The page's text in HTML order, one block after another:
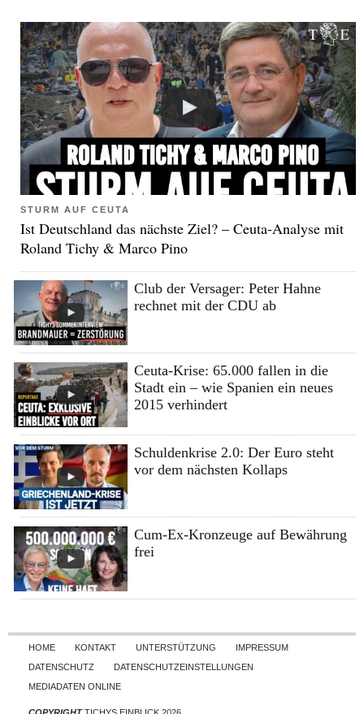
STURM AUF CEUTA
Ist Deutschland das nächste Ziel? – Ceuta-Analyse mit
Roland Tichy & Marco Pino
Club der Versager: Peter Hahne
rechnet mit der CDU ab
Ceuta-Krise: 65.000 fallen in die
Stadt ein – wie Spanien ein neues
2015 verhindert
Schuldenkrise 2.0: Der Euro steht
vor dem nächsten Kollaps
Cum-Ex-Kronzeuge auf Bewährung
frei
Skip to content
HOME KONTAKT UNTERSTÜTZUNG
IMPRESSUM
DATENSCHUTZ
DATENSCHUTZEINSTELLUNGEN
MEDIADATEN ONLINE